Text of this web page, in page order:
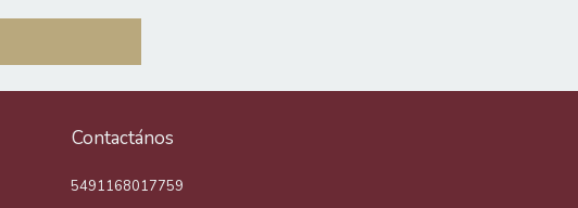
Contactános
5491168017759